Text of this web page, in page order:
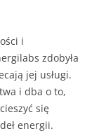
i
zdobyła
jej usługi.
i dba o to,
się
energii.